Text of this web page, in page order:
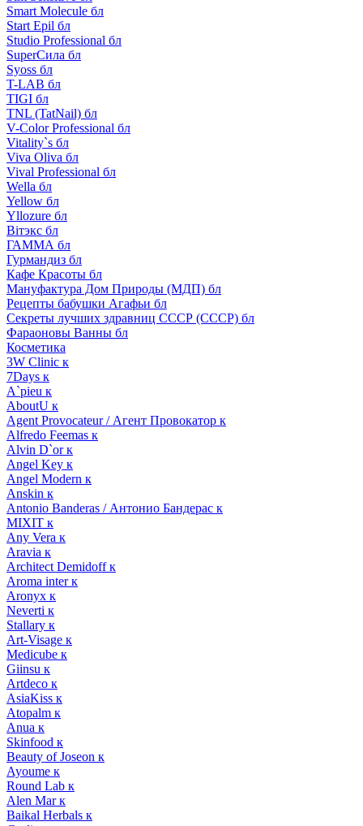
Smart Molecule бл
Start Epil бл
Studio Professional бл
SuperСила бл
Syoss бл
T-LAB бл
TIGI бл
TNL (TatNail) бл
V-Color Professional бл
Vitality`s бл
Viva Oliva бл
Vival Professional бл
Wella бл
Yellow бл
Yllozure бл
Вiтэкс бл
ГАММА бл
Гурмандиз бл
Кафе Красоты бл
Мануфактура Дом Природы (МДП) бл
Рецепты бабушки Агафьи бл
Секреты лучших здравниц СССР (СССР) бл
Фараоновы Ванны бл
Косметика
3W Clinic к
7Days к
A`pieu к
AboutU к
Agent Provocateur / Агент Провокатор к
Alfredo Feemas к
Alvin D`or к
Angel Key к
Angel Modern к
Anskin к
Antonio Banderas / Антонио Бандерас к
MIXIT к
Any Vera к
Aravia к
Architect Demidoff к
Aroma inter к
Aronyx к
Neverti к
Stallary к
Art-Visage к
Medicube к
Giinsu к
Artdeco к
AsiaKiss к
Atopalm к
Anua к
Skinfood к
Beauty of Joseon к
Ayoume к
Round Lab к
Alen Mar к
Baikal Herbals к